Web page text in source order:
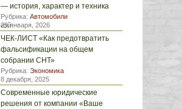
— история, характер и техника
Рубрика: Автомобили
29 января, 2026
ЧЕК-ЛИСТ «Как предотвратить
фальсификации на общем
собрании СНТ»
Рубрика: Экономика
8 декабря, 2025
Современные юридические
решения от компании «Ваше